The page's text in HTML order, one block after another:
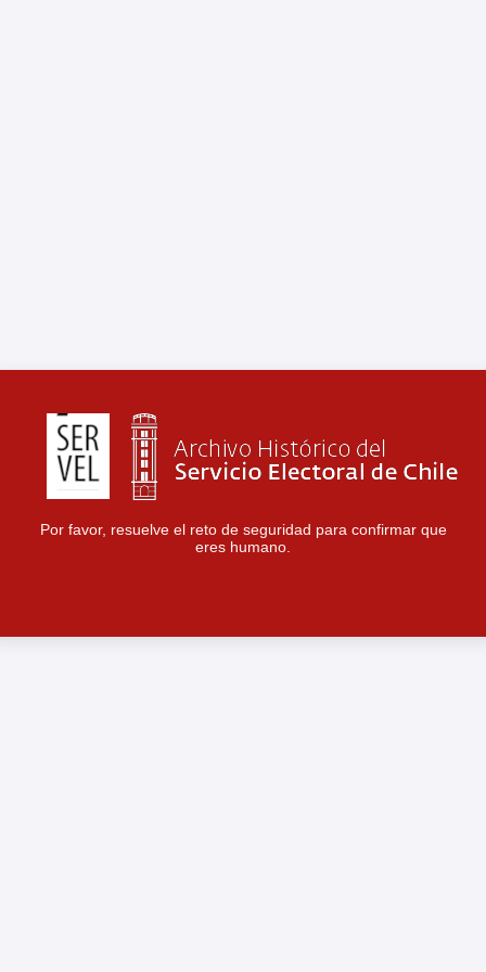
Por favor, resuelve el reto de seguridad para confirmar que
eres humano.